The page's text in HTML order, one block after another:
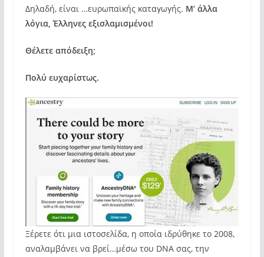
Δηλαδή, είναι …ευρωπαϊκής καταγωγής. Μ’ άλλα
λόγια, Έλληνες εξισλαμισμένοι!
Θέλετε απόδειξη;
Πολύ ευχαρίστως.
Ξέρετε ότι μια ιστοσελίδα, η οποία ιδρύθηκε το 2008,
αναλαμβάνει να βρεί…μέσω του DNA σας, την